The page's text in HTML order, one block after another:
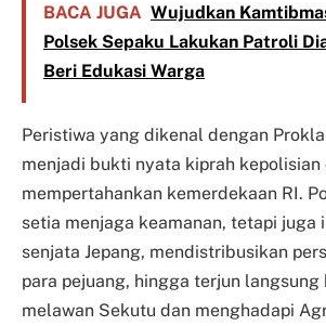
BACA JUGA Wujudkan
Polsek Sepaku Lakukan Patroli
Beri Edukasi Warga
Peristiwa yang dikenal dengan
menjadi bukti nyata kiprah kepolisian
mempertahankan kemerdekaan RI.
setia menjaga keamanan, tetapi juga
senjata Jepang, mendistribusikan
para pejuang, hingga terjun
melawan Sekutu dan menghadapi